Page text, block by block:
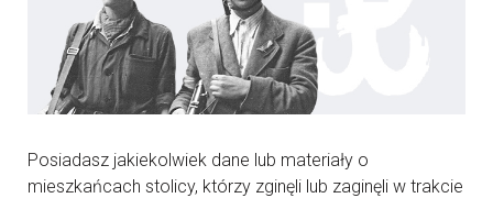
Posiadasz jakiekolwiek dane lub materiały o
mieszkańcach stolicy, którzy zginęli lub zaginęli w trakcie